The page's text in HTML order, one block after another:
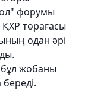
форумы
төрағасы
одан әрі
жобаны